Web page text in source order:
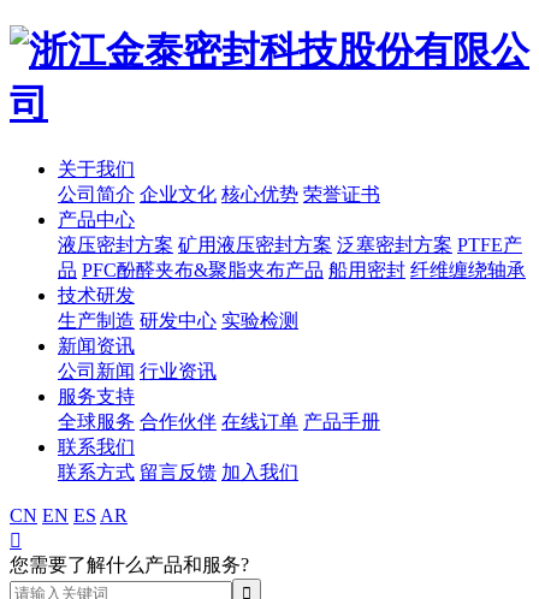
关于我们
公司简介 企业文化 核心优势 荣誉证书
产品中心
液压密封方案 矿用液压密封方案 泛塞密封方案 PTFE产
品 PFC酚醛夹布&聚脂夹布产品 船用密封 纤维缠绕轴承
技术研发
生产制造 研发中心 实验检测
新闻资讯
公司新闻 行业资讯
服务支持
全球服务 合作伙伴 在线订单 产品手册
联系我们
联系方式 留言反馈 加入我们
CN EN ES AR

您需要了解什么产品和服务?